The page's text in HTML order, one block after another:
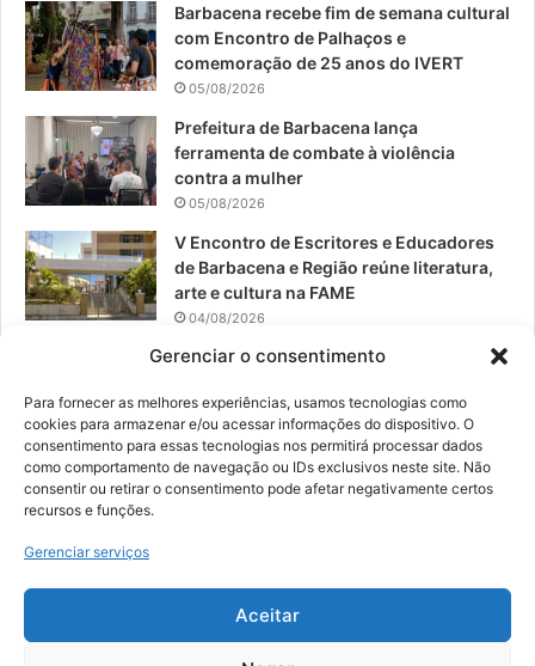
Gerenciar o consentimento
Para fornecer as melhores experiências, usamos tecnologias como
cookies para armazenar e/ou acessar informações do dispositivo. O
consentimento para essas tecnologias nos permitirá processar dados
como comportamento de navegação ou IDs exclusivos neste site. Não
consentir ou retirar o consentimento pode afetar negativamente certos
recursos e funções.
Gerenciar serviços
Aceitar
k
a
Barbacena recebe fim de semana cultural
com Encontro de Palhaços e
comemoração de 25 anos do IVERT
05/08/2026
Prefeitura de Barbacena lança
ferramenta de combate à violência
contra a mulher
05/08/2026
V Encontro de Escritores e Educadores
de Barbacena e Região reúne literatura,
arte e cultura na FAME
04/08/2026
Teatro da Pedra apresenta novo
04/08/2026
© 2026, Todos os direitos reservados | Desenvolvido por:
Digital Business| Hospedado por:NP Publicidade
Fale Conosco
Sobre Nós